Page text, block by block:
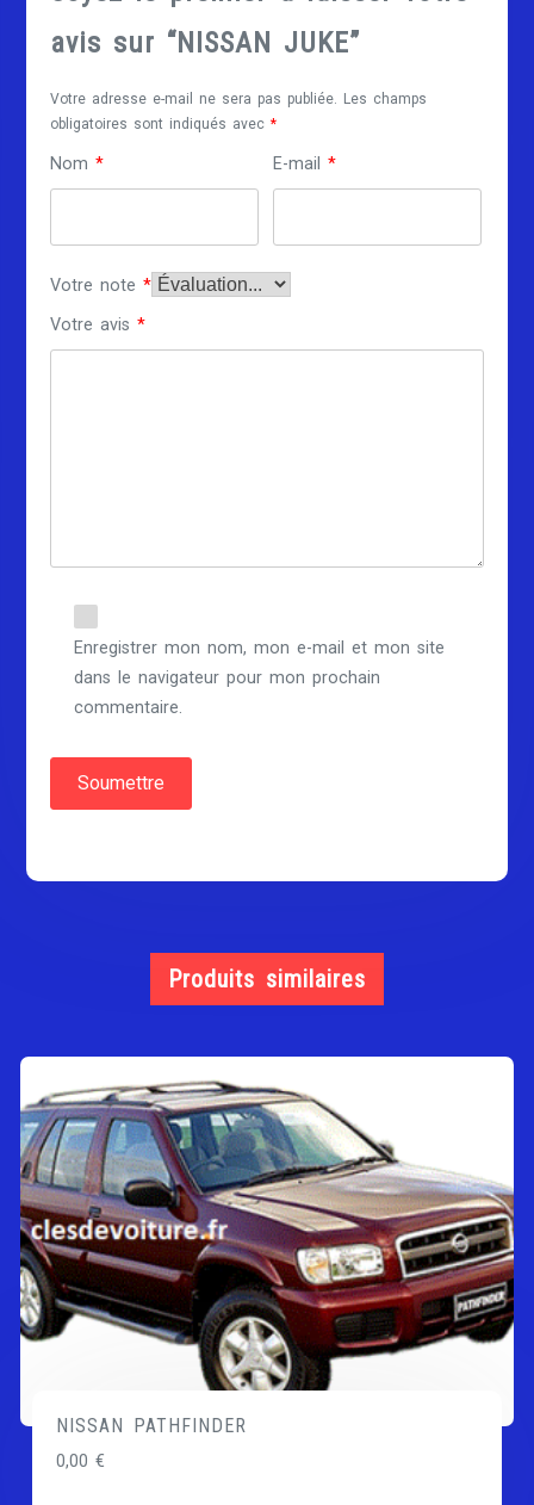
avis sur “NISSAN JUKE”
Votre adresse e-mail ne sera pas publiée.
Les champs
obligatoires sont indiqués avec*
Nom* E-mail*
Votre note*
Votre avis*
Enregistrer mon nom, mon e-mail et mon site
dans le navigateur pour mon prochain
commentaire.
Produits similaires
NISSAN PATHFINDER
0,00€